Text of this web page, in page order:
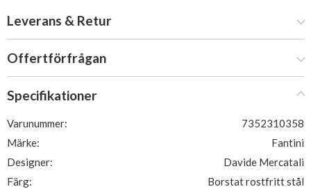
Leverans & Retur
Offertförfrågan
Specifikationer
Varunummer:
7352310358
Märke:
Fantini
Designer:
Davide Mercatali
Färg:
Borstat rostfritt stål